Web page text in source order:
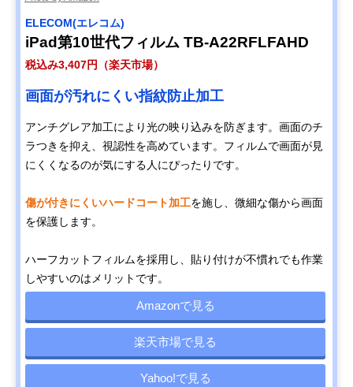
ELECOM(エレコム)
iPad第10世代フィルム TB-A22RFLFAHD
税込み3,407円（楽天市場）
画面が汚れにくい指紋防止加工
アンチグレア加工により光の映り込みを防ぎます。画面のチ
ラつきを抑え、視認性を高めています。フィルムで画面が見
にくくなるのが気にする人にぴったりです。
傷が付きにくいハードコート加工を施し、微細な傷から画面
を保護します。
ハーフカットフィルムを採用し、貼り付けが不慣れでも作業
しやすいのはメリットです。
Amazonで見る
楽天市場で見る
Yahoo!で見る